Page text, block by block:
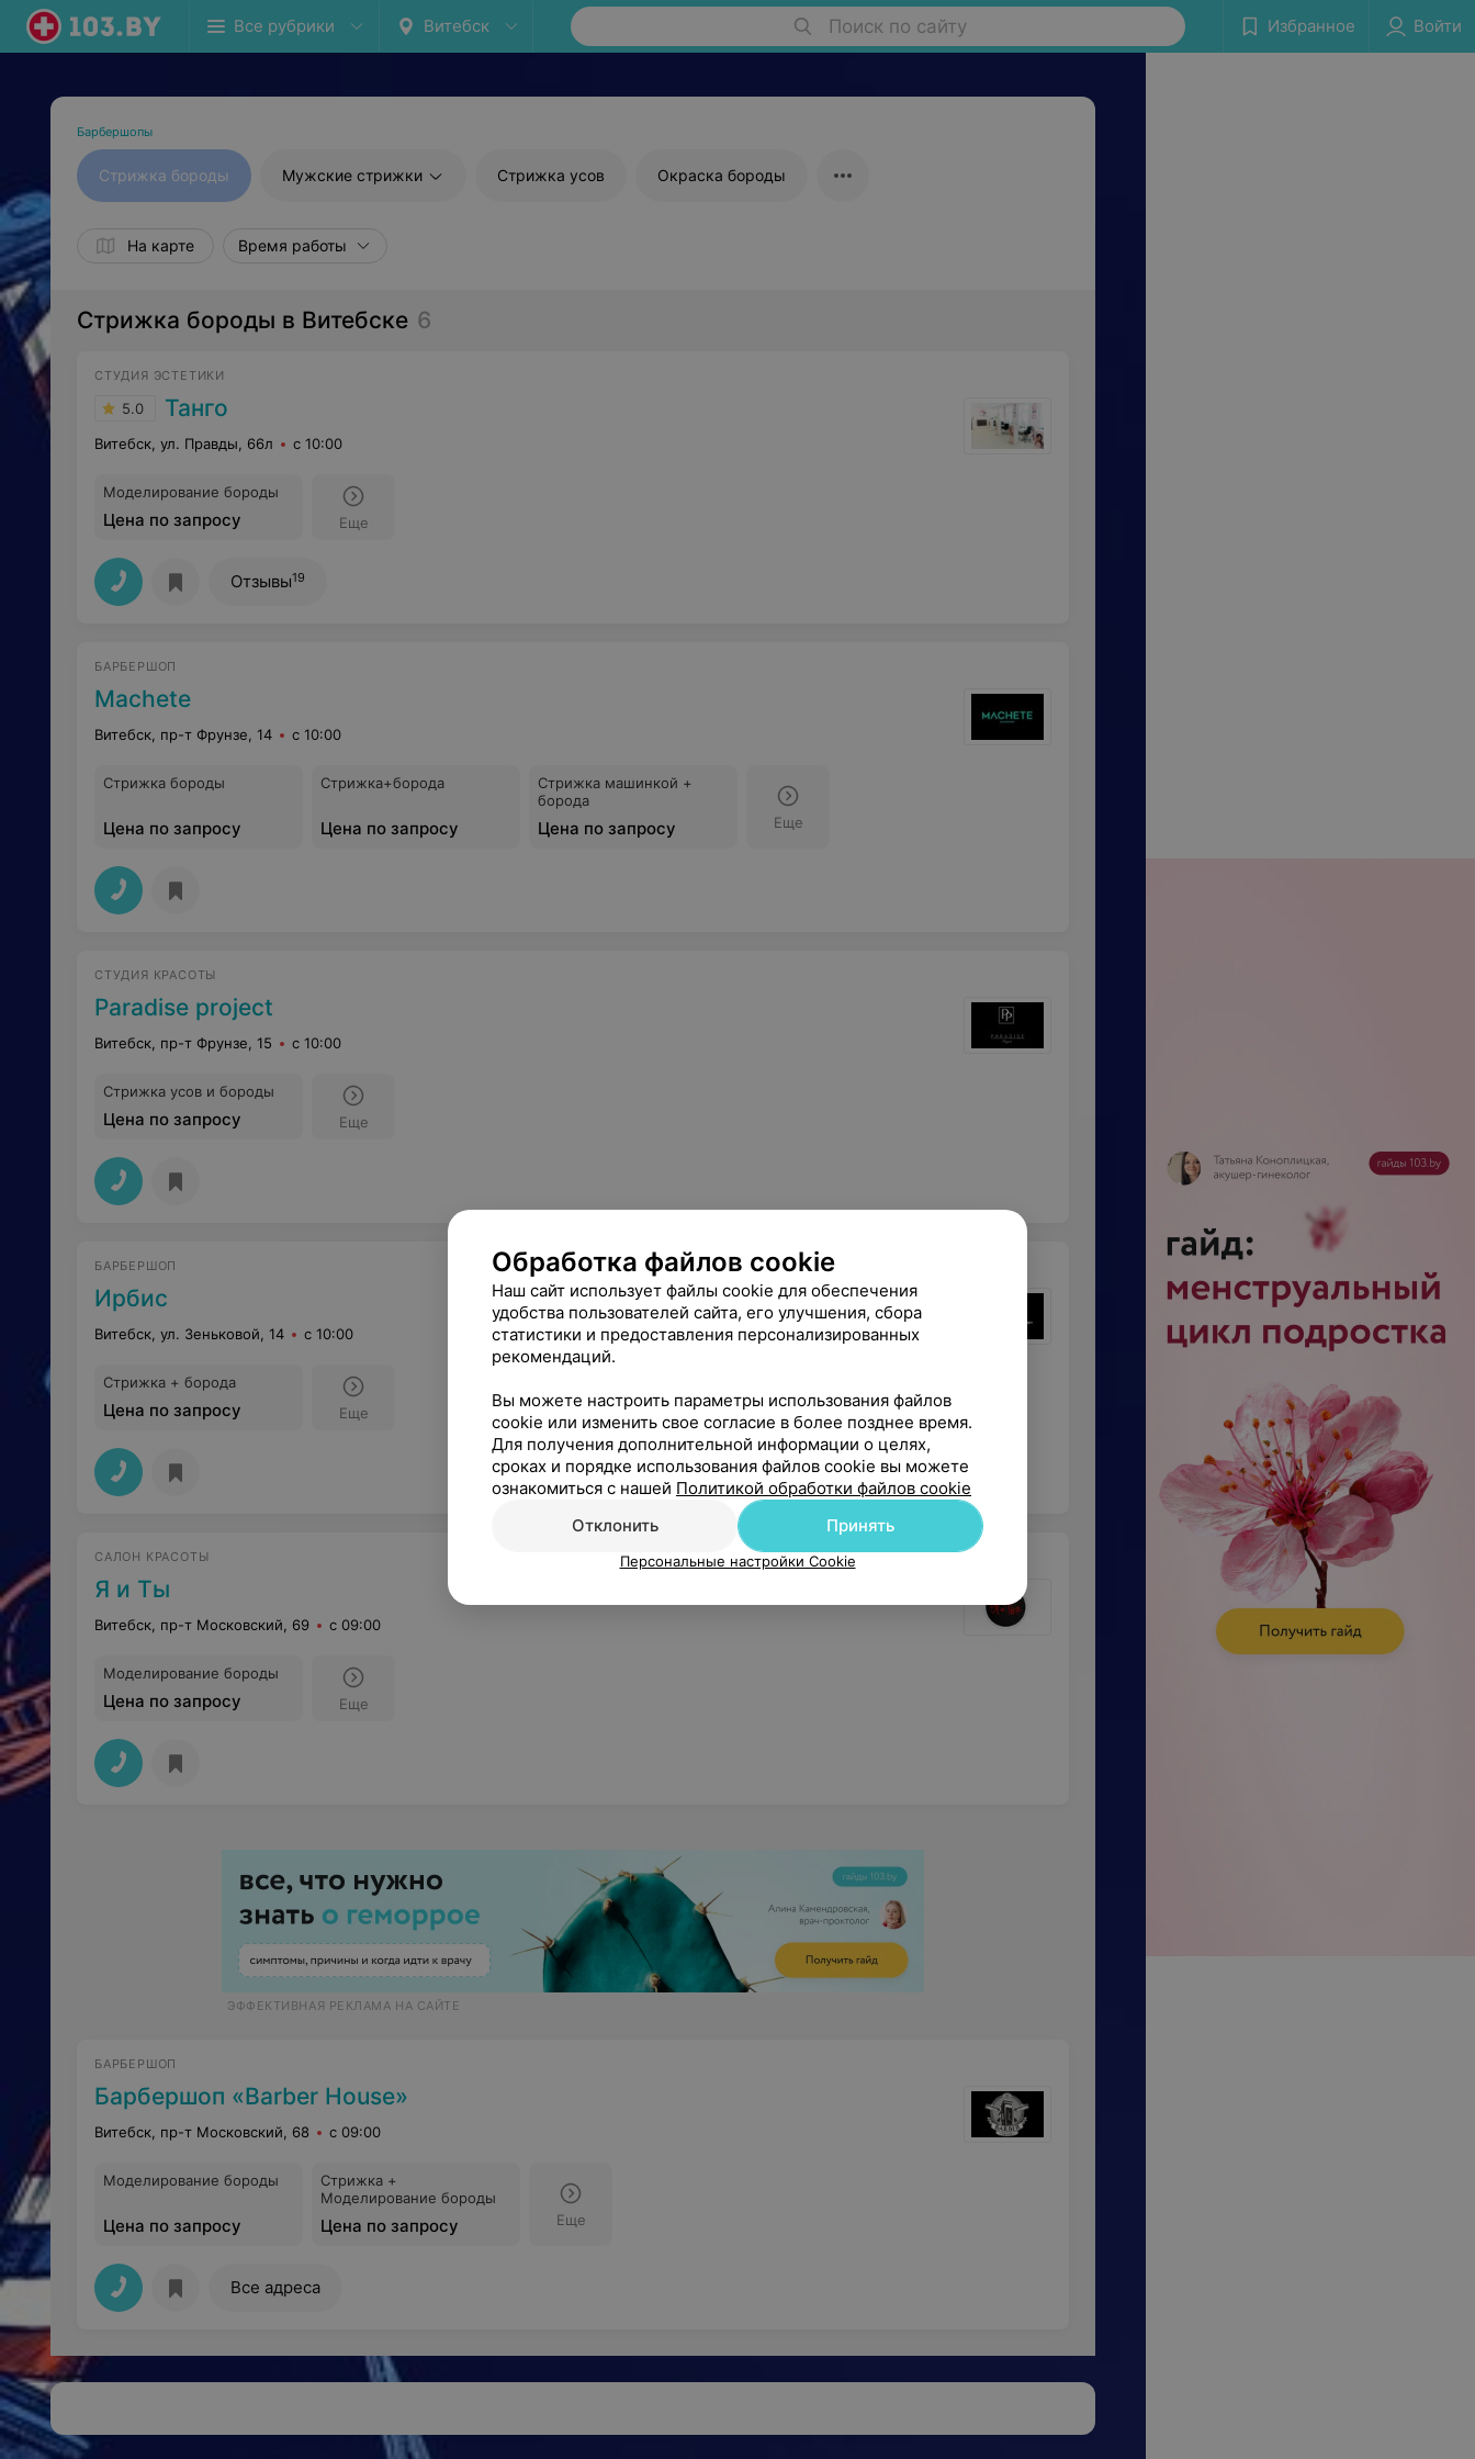
Все рубрики Витебск Поиск по сайту Избранное Войти
Барбершопы
Стрижка бороды Мужские стрижки Стрижка усов Окраска бороды
На карте Время работы
Стрижка бороды в Витебске 6
СТУДИЯ ЭСТЕТИКИ
5.0 Танго
Витебск, ул. Правды, 66л с 10:00
Моделирование бороды
Цена по запросу Еще
Отзывы19
БАРБЕРШОП
Machete
Витебск, пр-т Фрунзе, 14 с 10:00
Стрижка бороды
Цена по запросу
Стрижка+борода
Цена по запросу
Стрижка машинкой +
борода
Цена по запросу Еще
СТУДИЯ КРАСОТЫ
Paradise project
Витебск, пр-т Фрунзе, 15 с 10:00
Стрижка усов и бороды
Цена по запросу Еще
БАРБЕРШОП
Ирбис
Витебск, ул. Зеньковой, 14 с 10:00
Стрижка + борода
Цена по запросу Еще
САЛОН КРАСОТЫ
Я и Ты
Витебск, пр-т Московский, 69 с 09:00
Моделирование бороды
Цена по запросу Еще
ЭФФЕКТИВНАЯ РЕКЛАМА НА САЙТЕ
БАРБЕРШОП
Барбершоп «Barber House»
Витебск, пр-т Московский, 68 с 09:00
Моделирование бороды
Цена по запросу
Стрижка +
Моделирование бороды
Цена по запросу Еще
Все адреса
Обработка файлов cookie
Наш сайт использует файлы cookie для обеспечения
удобства пользователей сайта, его улучшения, сбора
статистики и предоставления персонализированных
рекомендаций.
Вы можете настроить параметры использования файлов
cookie или изменить свое согласие в более позднее время.
Для получения дополнительной информации о целях,
сроках и порядке использования файлов cookie вы можете
ознакомиться с нашей Политикой обработки файлов cookie
Отклонить
Принять
Персональные настройки Cookie